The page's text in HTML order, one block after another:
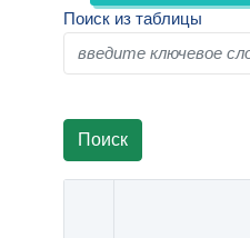
Поиск из таблицы
Поиск